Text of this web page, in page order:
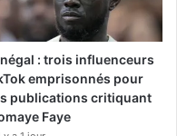
: trois influenceurs
emprisonnés pour
publications critiquant
Faye